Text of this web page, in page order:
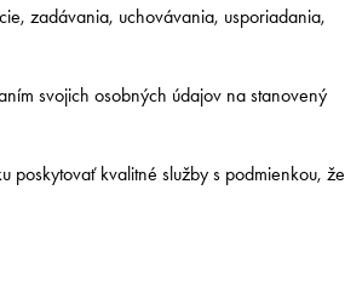
zadávania, uchovávania, usporiadania,
svojich osobných údajov na stanovený
kvalitné služby s podmienkou, že